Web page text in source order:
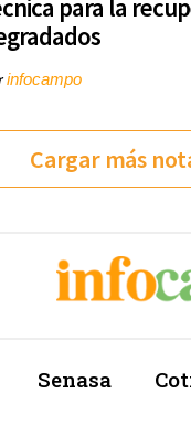
para la
infocampo
Cargar más
Senasa